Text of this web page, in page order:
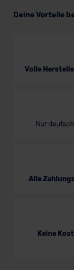
Deine Vorteile
Volle
Nur
Alle
Keine